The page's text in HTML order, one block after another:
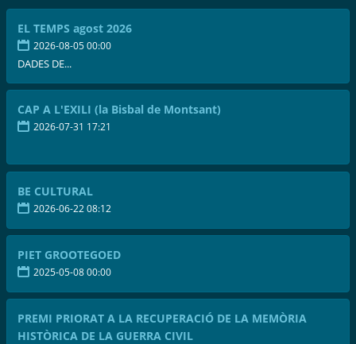
EL TEMPS agost 2026
2026-08-05 00:00
DADES DE...
CAP A L'EXILI (la Bisbal de Montsant)
2026-07-31 17:21
BE CULTURAL
2026-06-22 08:12
PIET GROOTEGOED
2025-05-08 00:00
PREMI PRIORAT A LA RECUPERACIÓ DE LA MEMÒRIA
HISTÒRICA DE LA GUERRA CIVIL